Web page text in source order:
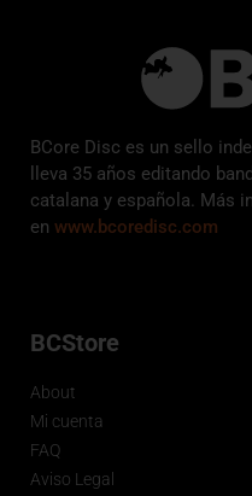
BCore Disc es un sello
lleva 35 años editando
catalana y española. Más
en www.bcoredisc.com
BCStore
About
Mi cuenta
FAQ
Aviso Legal